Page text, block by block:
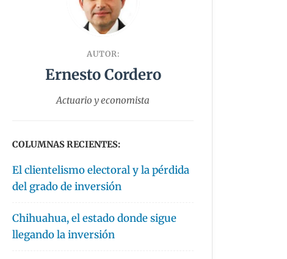
AUTOR:
Ernesto Cordero
Actuario y economista
COLUMNAS RECIENTES:
El clientelismo electoral y la pérdida
del grado de inversión
Chihuahua, el estado donde sigue
llegando la inversión